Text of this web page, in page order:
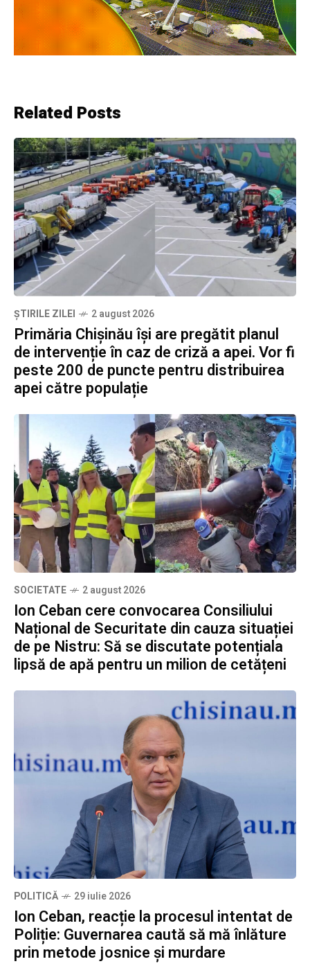
Related Posts
ȘTIRILE ZILEI 2 august 2026
Primăria Chișinău își are pregătit planul
de intervenție în caz de criză a apei. Vor fi
peste 200 de puncte pentru distribuirea
apei către populație
SOCIETATE 2 august 2026
Ion Ceban cere convocarea Consiliului
Național de Securitate din cauza situației
de pe Nistru: Să se discutate potențiala
lipsă de apă pentru un milion de cetățeni
POLITICĂ 29 iulie 2026
Ion Ceban, reacție la procesul intentat de
Poliție: Guvernarea caută să mă înlăture
prin metode josnice și murdare